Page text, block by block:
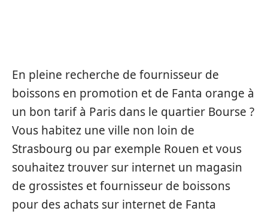
En pleine recherche de fournisseur de
boissons en promotion et de Fanta orange à
un bon tarif à Paris dans le quartier Bourse ?
Vous habitez une ville non loin de
Strasbourg ou par exemple Rouen et vous
souhaitez trouver sur internet un magasin
de grossistes et fournisseur de boissons
pour des achats sur internet de Fanta